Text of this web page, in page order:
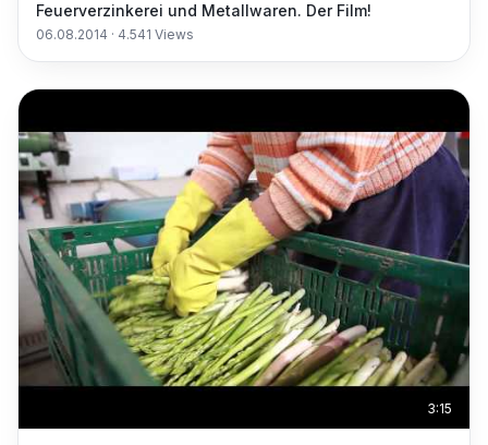
Feuerverzinkerei und Metallwaren. Der Film!
06.08.2014 · 4.541 Views
3:15